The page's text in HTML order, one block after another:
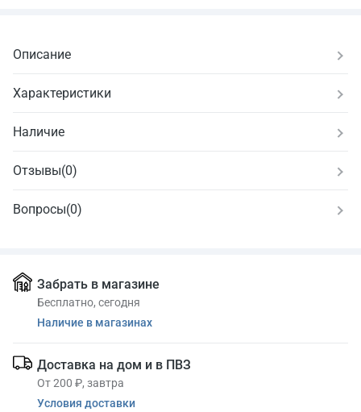
Описание
Характеристики
Наличие
Отзывы(0)
Вопросы(0)
Забрать в магазине
Бесплатно, сегодня
Наличие в магазинах
Доставка на дом и в ПВЗ
От 200 ₽, завтра
Условия доставки